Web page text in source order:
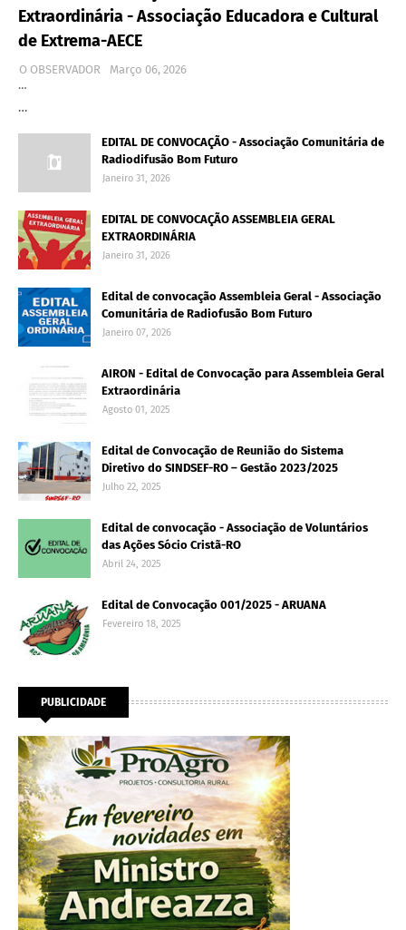
Extraordinária - Associação Educadora e Cultural
de Extrema-AECE
O OBSERVADOR
Março 06, 2026
…
…
EDITAL DE CONVOCAÇÃO - Associação Comunitária de
Radiodifusão Bom Futuro
Janeiro 31, 2026
EDITAL DE CONVOCAÇÃO ASSEMBLEIA GERAL
EXTRAORDINÁRIA
Janeiro 31, 2026
Edital de convocação Assembleia Geral - Associação
Comunitária de Radiofusão Bom Futuro
Janeiro 07, 2026
AIRON - Edital de Convocação para Assembleia Geral
Extraordinária
Agosto 01, 2025
Edital de Convocação de Reunião do Sistema
Diretivo do SINDSEF-RO – Gestão 2023/2025
Julho 22, 2025
Edital de convocação - Associação de Voluntários
das Ações Sócio Cristã-RO
Abril 24, 2025
Edital de Convocação 001/2025 - ARUANA
Fevereiro 18, 2025
PUBLICIDADE